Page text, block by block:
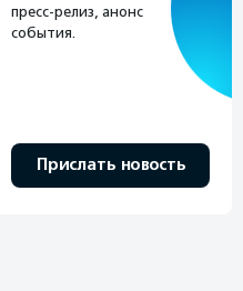
пресс-релиз, анонс
события.
Прислать новость